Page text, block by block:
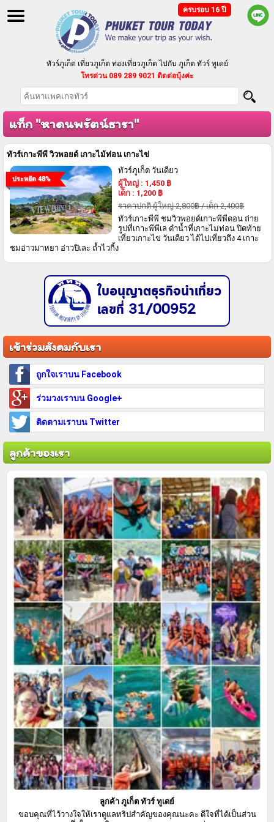
ครบรอบ 16 ปี
ทัวร์ภูเก็ต เที่ยวภูเก็ต ท่องเที่ยวภูเก็ต ไปกับ ภูเก็ต ทัวร์ ทูเดย์
บริการจัดนำเที่ยวเป็นหมู่คณะ กรุ๊ปเหมา ประชุมสัมมนา
ทัวร์ภูเก็ต แบบแพ็คเกจ ทัวร์ราคาถูก ตามงบประมาณของคุณ
โทรด่วน 089 289 9021 ติดต่อบุ้งค่ะ
แท็ก "หาดนพรัตน์ธารา"
ทัวร์เกาะพีพี วิวพอยด์ เกาะไม้ท่อน เกาะไข่
ทัวร์ภูเก็ต วันเดียว
ผู้ใหญ่ : 1,450 ฿
เด็ก : 1,200 ฿
ราคาปกติ ผู้ใหญ่ 2,800฿ / เด็ก 2,400฿
ประหยัด 48%
ทัวร์เกาะพีพี ชมวิวพอยด์เกาะพีพีดอน ถ่าย
รูปที่เกาะพีพีเล ดำน้ำที่เกาะไม่ท่อน ปิดท้าย
เที่ยวเกาะไข่ วันเดียว ได้ไปเที่ยวถึง 4 เกาะ
ชมอ่าวมาหยา อ่าวปิเละ ถ้ำไวกิ้ง
ใบอนุญาตธุรกิจนำเที่ยว
เลขที่ 31/00952
เข้าร่วมสังคมกับเรา
ถูกใจเราบน Facebook
ร่วมวงเราบน Google+
ติดตามเราบน Twitter
ลูกค้าของเรา
ลูกค้า ภูเก็ต ทัวร์ ทูเดย์
ขอบคุณที่ไว้วางใจให้เราดูแลทริปสำคัญของคุณนะคะ ดีใจที่ได้เป็นส่วน